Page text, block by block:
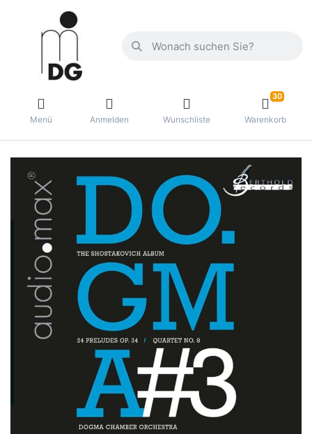
Menü Anmelden Wunschliste
30
Warenkorb